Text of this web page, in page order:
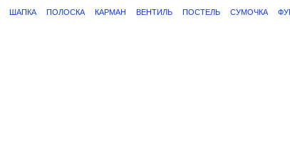
ШАПКА ПОЛОСКА КАРМАН ВЕНТИЛЬ ПОСТЕЛЬ СУМОЧКА